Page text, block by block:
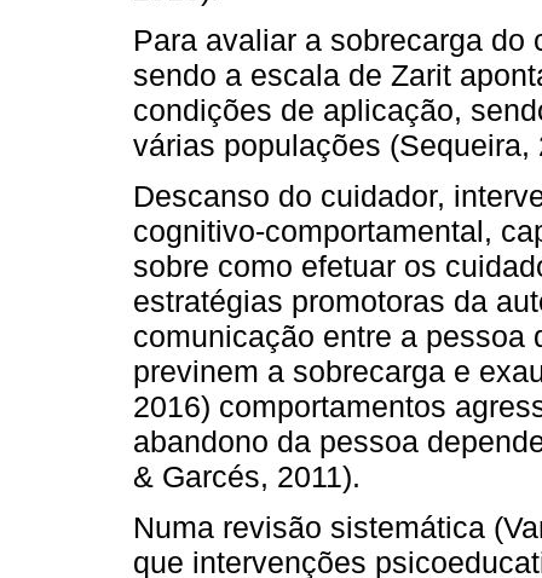
Para avaliar a sobrecarga
sendo a escala de Zarit
condições de aplicação,
várias populações
Descanso do cuidador,
cognitivo-comportamental,
sobre como efetuar os
estratégias promotoras da
comunicação entre a pessoa
previnem a sobrecarga e
2016) comportamentos
abandono da pessoa
& Garcés, 2011).
Numa revisão sistemática
que intervenções